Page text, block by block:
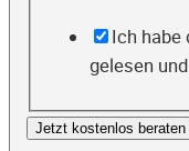
Ich habe
gelesen
Jetzt kostenlos